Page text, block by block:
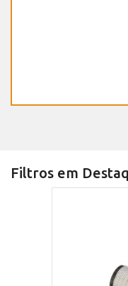
Filtros em